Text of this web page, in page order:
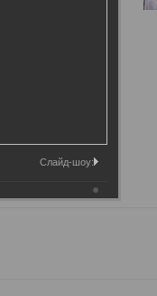
Слайд-шоу: